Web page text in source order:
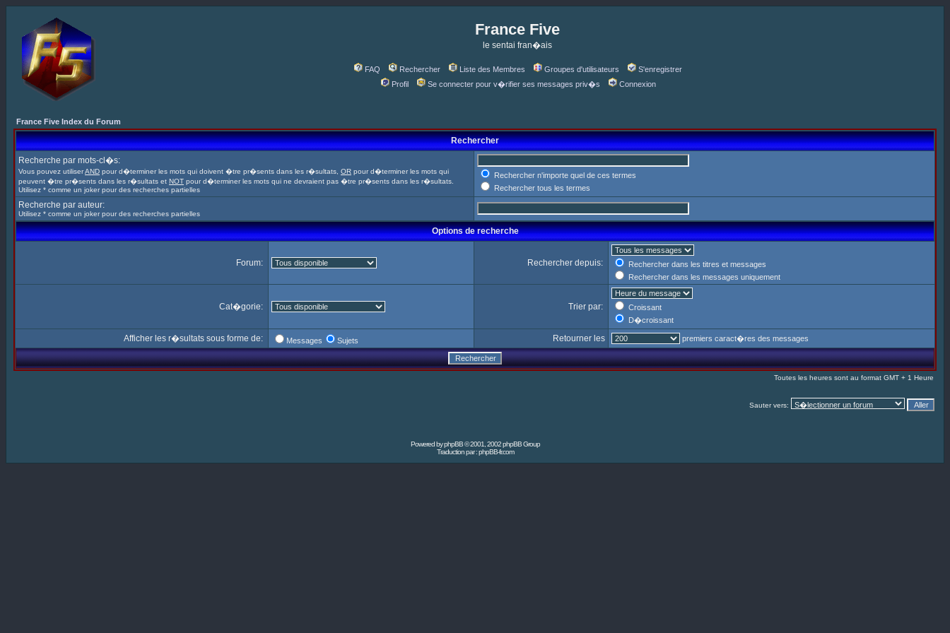
France Five
le sentai fran�ais
FAQ Rechercher Liste des Membres Groupes d'utilisateurs
S'enregistrer
Profil
Se connecter pour v�rifier ses messages priv�s Connexion
France Five Index du Forum
Rechercher
Recherche par mots-cl�s:
Vous pouvez utiliserAND pour d�terminer les mots qui doivent �tre pr�sents dans les r�sultats, OR pour d�terminer les mots qui
peuvent �tre pr�sents dans les r�sultats et NOT pour d�terminer les mots qui ne devraient pas �tre pr�sents dans les r�sultats.
Utilisez * comme un joker pour des recherches partielles
Rechercher n'importe quel de ces termes
Rechercher tous les termes
Recherche par auteur:
Utilisez * comme un joker pour des recherches partielles
Options de recherche
Forum: Rechercher depuis:
Rechercher dans les titres et messages
Rechercher dans les messages uniquement
Cat�gorie: Trier par:
Croissant
D�croissant
Afficher les r�sultats sous forme de: Messages Sujets Retourner les premiers caract�res des messages
Toutes les heures sont au format GMT + 1 Heure
Sauter vers:
Powered byphpBB© 2001, 2002 phpBB Group
Traduction par :phpBB-fr.com